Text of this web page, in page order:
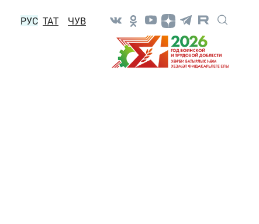
РУС ТАТ ЧУВ